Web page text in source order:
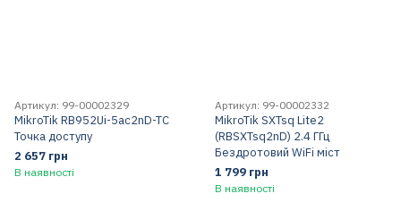
Артикул: 99-00002329
MikroTik RB952Ui-5ac2nD-TC
Точка доступу
2 657 грн
В наявності
Артикул: 99-00002332
MikroTik SXTsq Lite2
(RBSXTsq2nD) 2.4 ГГц
Бездротовий WiFi міст
1 799 грн
В наявності